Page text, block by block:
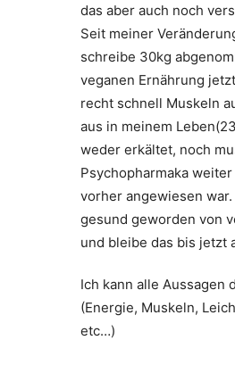
das aber auch noch
Seit meiner
schreibe 30kg
veganen Ernährung
recht schnell Muskeln
aus in meinem
weder erkältet, noch
Psychopharmaka
vorher angewiesen
gesund geworden von
und bleibe das bis jetzt
Ich kann alle Aussagen
(Energie, Muskeln,
etc…)